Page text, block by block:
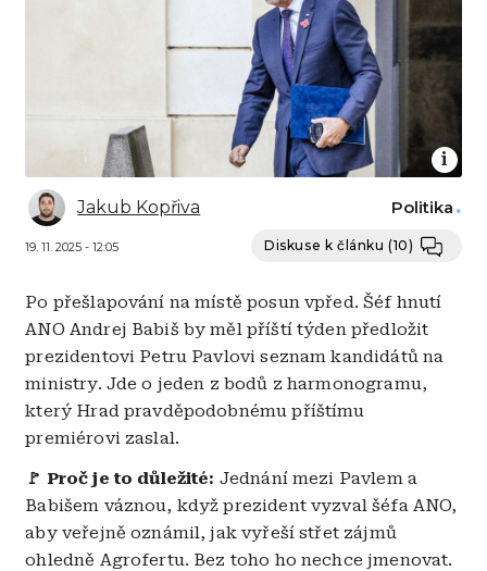
Jakub Kopřiva
19. 11. 2025 - 12:05
Politika
Diskuse k článku(10)
Po přešlapování na místě posun vpřed. Šéf hnutí
ANO Andrej Babiš by měl příští týden předložit
prezidentovi Petru Pavlovi seznam kandidátů na
ministry. Jde o jeden z bodů z harmonogramu,
který Hrad pravděpodobnému příštímu
premiérovi zaslal.
🚩 Proč je to důležité: Jednání mezi Pavlem a
Babišem váznou, když prezident vyzval šéfa ANO,
aby veřejně oznámil, jak vyřeší střet zájmů
ohledně Agrofertu. Bez toho ho nechce jmenovat.